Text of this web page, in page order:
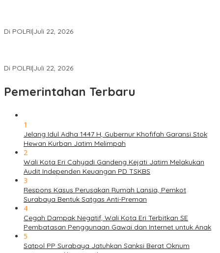
Di POLRI|Juli 22, 2026
Di POLRI|Juli 22, 2026
Pemerintahan Terbaru
1
Jelang Idul Adha 1447 H, Gubernur Khofifah Garansi Stok
Hewan Kurban Jatim Melimpah
2
Wali Kota Eri Cahyadi Gandeng Kejati Jatim Melakukan
Audit Independen Keuangan PD TSKBS
3
Respons Kasus Perusakan Rumah Lansia, Pemkot
Surabaya Bentuk Satgas Anti-Preman
4
Cegah Dampak Negatif, Wali Kota Eri Terbitkan SE
Pembatasan Penggunaan Gawai dan Internet untuk Anak
5
Satpol PP Surabaya Jatuhkan Sanksi Berat Oknum